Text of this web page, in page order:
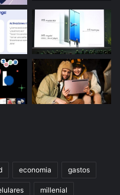
economia gastos
millenial